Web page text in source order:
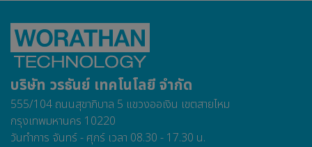
บริษัท วรธันย์ เทคโนโลยี จำกัด
555/104 ถนนสุขาภิบาล 5 แขวงออเงิน เขตสายไหม
กรุงเทพมหานคร 10220
วันทำการ จันทร์ - ศุกร์ เวลา 08.30 - 17.30 น.